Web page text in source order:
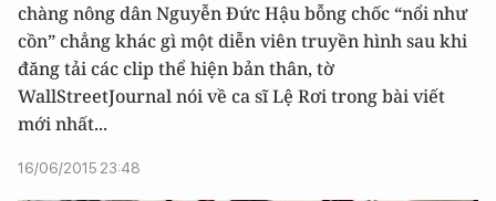
chàng nông dân Nguyễn Đức Hậu bỗng chốc “nổi như
cồn” chẳng khác gì một diễn viên truyền hình sau khi
đăng tải các clip thể hiện bản thân, tờ
WallStreetJournal nói về ca sĩ Lệ Rơi trong bài viết
mới nhất...
16/06/2015 23:48